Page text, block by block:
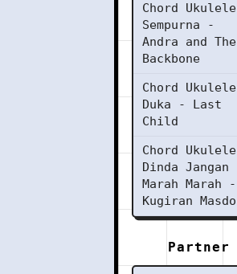
Chord Ukulele
Sempurna -
Andra and The
Backbone
Chord Ukulele
Duka - Last
Child
Chord Ukulele
Dinda Jangan
Marah Marah -
Kugiran Masdo
Partner